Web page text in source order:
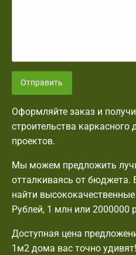
Отправить
Оформляйте заказ и
строительства
проектов.
Мы можем предложить
отталкиваясь от
найти
Рублей, 1 млн или 2000000
Доступная цена
1м2 дома вас точно удивят!